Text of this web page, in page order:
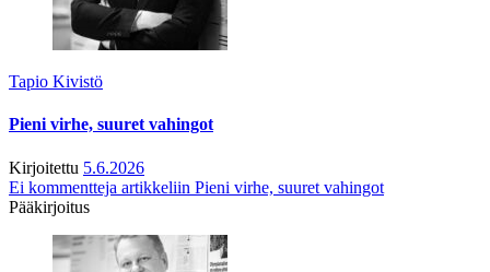
Tapio Kivistö
Pieni virhe, suuret vahingot
Kirjoitettu 5.6.2026
Ei kommentteja artikkeliin Pieni virhe, suuret vahingot
Pääkirjoitus